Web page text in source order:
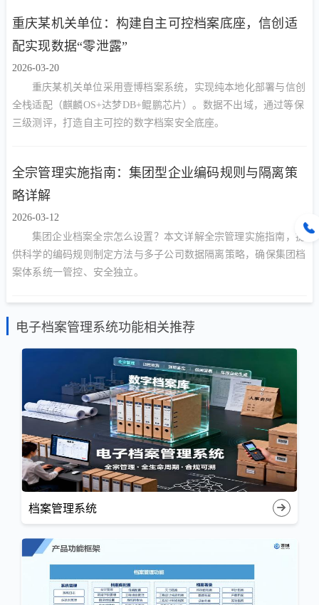
重庆某机关单位：构建自主可控档案底座，信创适
配实现数据“零泄露”
2026-03-20
重庆某机关单位采用壹博档案系统，实现纯本地化部署与信创
全栈适配（麒麟OS+达梦DB+鲲鹏芯片）。数据不出域，通过等保
三级测评，打造自主可控的数字档案安全底座。
全宗管理实施指南：集团型企业编码规则与隔离策
略详解
2026-03-12
集团企业档案全宗怎么设置？本文详解全宗管理实施指南，提
供科学的编码规则制定方法与多子公司数据隔离策略，确保集团档
案体系统一管控、安全独立。
电子档案管理系统功能相关推荐
档案管理系统